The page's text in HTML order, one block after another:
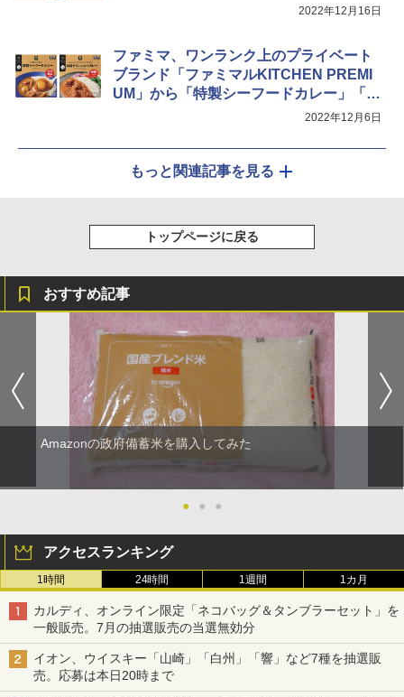
2022年12月16日
ファミマ、ワンランク上のプライベート
ブランド「ファミマルKITCHEN PREMI
UM」から「特製シーフードカレー」「本
2022年12月6日
もっと関連記事を見る
トップページに戻る
おすすめ記事
Amazonの政府備蓄米を購入してみた
● ● ●
アクセスランキング
1時間 24時間 1週間 1カ月
カルディ、オンライン限定「ネコバッグ＆タンブラーセット」を
一般販売。7月の抽選販売の当選無効分
イオン、ウイスキー「山崎」「白州」「響」など7種を抽選販
売。応募は本日20時まで